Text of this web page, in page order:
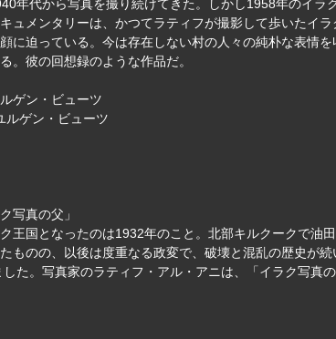
年代から写真を撮り続けてきた。しかし1958年のイ
ュメンタリーは、かつてラティフが撮影して歩いたイ
に迫っている。今は存在しない村の人々の純朴な表情
。彼の回想録のような作品だ。
ゲン・ビューツ
ルゲン・ビューツ
写真の父」
王国となったのは1932年のこと。北部キルクークで
ものの、以後は度重なる政変で、破壊と混乱の歴史が
た。写真家のラティフ・アル・アニは、「イラク写